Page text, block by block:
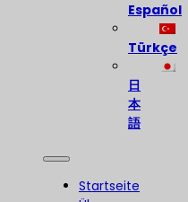
Español
Türkçe
日
本
語
Startseite